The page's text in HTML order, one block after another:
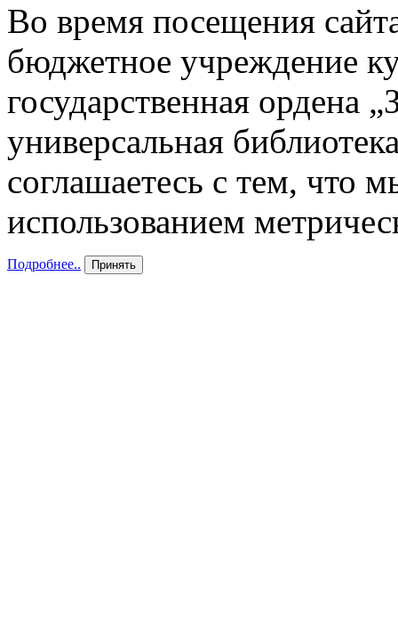
Во время посещения
бюджетное учреждение
государственная ордена
универсальная
соглашаетесь с тем, что
использованием
Подробнее.. Принять